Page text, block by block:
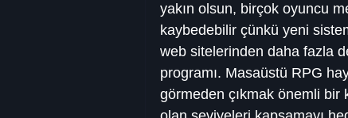
yakın olsun, birçok oyuncu
kaybedebilir çünkü yeni
web sitelerinden daha fazla
programı. Masaüstü RPG
görmeden çıkmak önemli bir